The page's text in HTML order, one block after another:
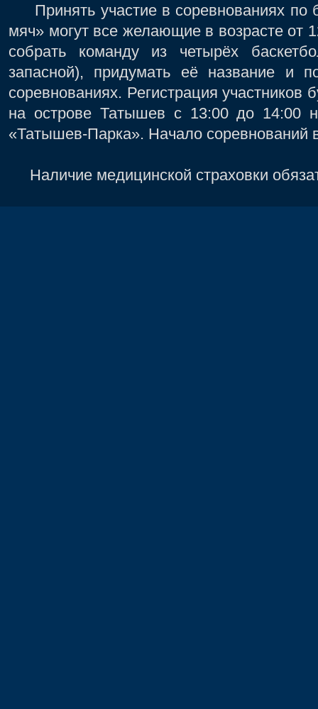
Принять участие в соревнованиях по
мяч» могут все желающие в возрасте от
собрать команду из четырёх
запасной), придумать её название и
соревнованиях. Регистрация участников
на острове Татышев с 13:00 до 14:00
«Татышев-Парка». Начало соревнований
Наличие медицинской страховки